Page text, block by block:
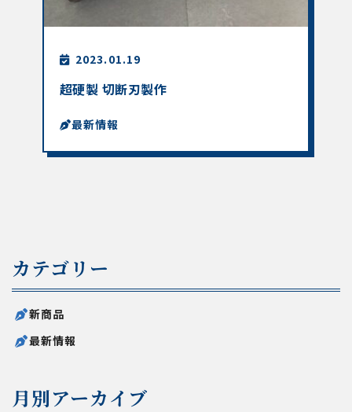
2023.01.19
超硬製 切断刃製作
最新情報
カテゴリー
新商品
最新情報
月別アーカイブ